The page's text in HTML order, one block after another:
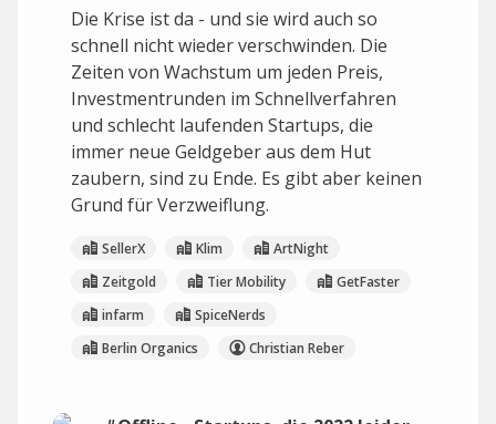
Die Krise ist da - und sie wird auch so
schnell nicht wieder verschwinden. Die
Zeiten von Wachstum um jeden Preis,
Investmentrunden im Schnellverfahren
und schlecht laufenden Startups, die
immer neue Geldgeber aus dem Hut
zaubern, sind zu Ende. Es gibt aber keinen
Grund für Verzweiflung.
SellerX Klim
ArtNight
Zeitgold
Tier Mobility
GetFaster
infarm
SpiceNerds
Berlin Organics
Christian Reber